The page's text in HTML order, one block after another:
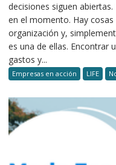
decisiones siguen
en el momento. Hay
organización y,
es una de ellas. Encontrar
gastos y...
Empresas en acción LIFE